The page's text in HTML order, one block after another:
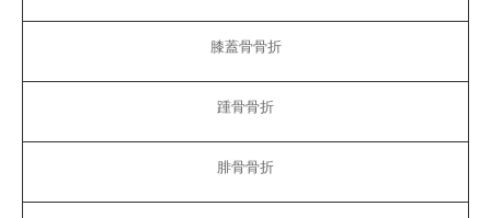
膝蓋骨骨折
踵骨骨折
腓骨骨折